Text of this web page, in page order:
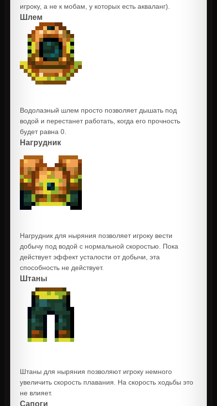
игроку, а не к мобам, у которых есть акваланг).
Шлем
Водолазный шлем просто позволяет дышать под
водой и перестанет работать, когда его прочность
будет равна 0.
Нагрудник
Нагрудник для ныряния позволяет игроку вести
добычу под водой с нормальной скоростью. Пока
действует эффект усталости от добычи, эта
способность не действует.
Штаны
Штаны для ныряния позволяют игроку немного
увеличить скорость плавания. На скорость ходьбы это
не влияет.
Сапоги